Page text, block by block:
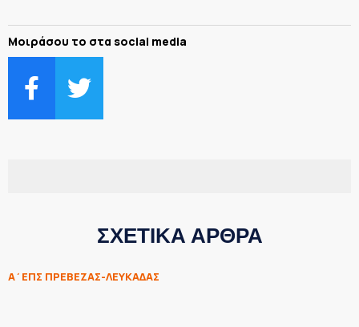
Μοιράσου το στα social media
ΣΧΕΤΙΚΑ ΑΡΘΡΑ
Α΄ΕΠΣ ΠΡΕΒΕΖΑΣ-ΛΕΥΚΑΔΑΣ